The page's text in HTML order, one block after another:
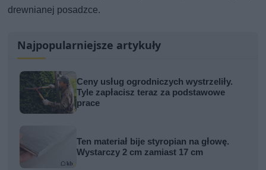
drewnianej posadzce.
Najpopularniejsze artykuły
Ceny usług ogrodniczych wystrzeliły.
Tyle zapłacisz teraz za podstawowe
prace
Ten materiał bije styropian na głowę.
Wystarczy 2 cm zamiast 17 cm